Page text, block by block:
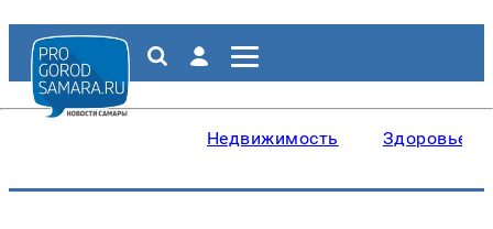
Недвижимость Здоровье